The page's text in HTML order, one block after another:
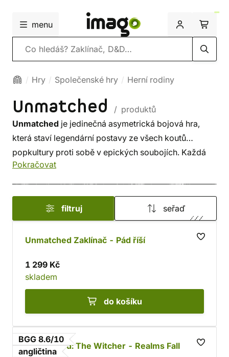
menu
Vyhledávání
Hry Společenské hry Herní rodiny
Unmatched
/ produktů
Unmatched je jedinečná asymetrická bojová hra,
která staví legendární postavy ze všech koutů
popkultury proti sobě v epických soubojích. Každá
postava má svůj unikátní balíček karet a schopnosti,
stylu. Naplánuj strategii, použij speciální útoky
a přechytrač své soupeře na tematických bojištích!
Pokračovat
filtruj seřaď
Unmatched Zaklínač - Pád říší
1 299 Kč
skladem
do košíku
BGG 8.6/10
angličtina
Unmatched: The Witcher - Realms Fall